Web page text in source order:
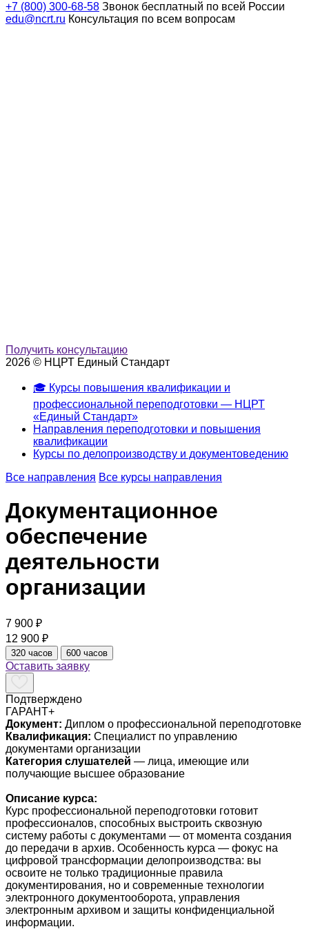
+7 (800) 300-68-58 Звонок бесплатный по всей России
edu@ncrt.ru Консультация по всем вопросам
Получить консультацию
2026 © НЦРТ Единый Стандарт
🎓 Курсы повышения квалификации и
профессиональной переподготовки — НЦРТ
«Единый Стандарт»
Направления переподготовки и повышения
квалификации
Курсы по делопроизводству и документоведению
Все направления Все курсы направления
Документационное
обеспечение
деятельности
организации
7 900 ₽
12 900 ₽
320 часов 600 часов
Оставить заявку
Подтверждено
ГАРАНТ+
Документ: Диплом о профессиональной переподготовке
Квалификация: Специалист по управлению
документами организации
Категория слушателей — лица, имеющие или
получающие высшее образование
Описание курса:
Курс профессиональной переподготовки готовит
профессионалов, способных выстроить сквозную
систему работы с документами — от момента создания
до передачи в архив. Особенность курса — фокус на
цифровой трансформации делопроизводства: вы
освоите не только традиционные правила
документирования, но и современные технологии
электронного документооборота, управления
электронным архивом и защиты конфиденциальной
информации.